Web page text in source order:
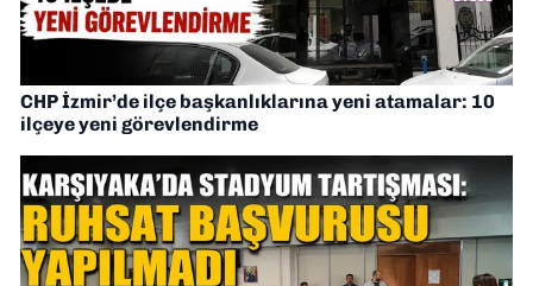
CHP İzmir’de ilçe başkanlıklarına yeni atamalar: 10
ilçeye yeni görevlendirme